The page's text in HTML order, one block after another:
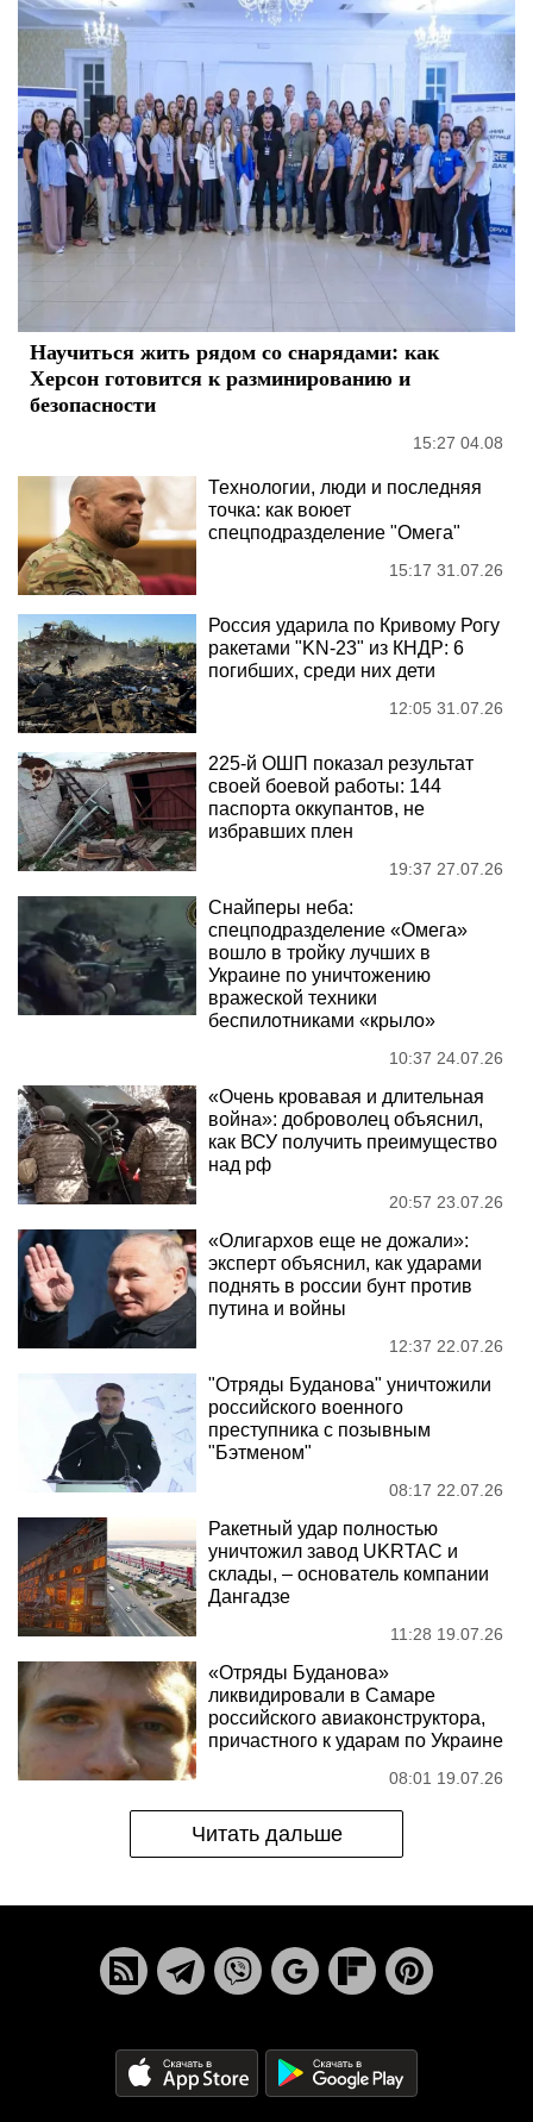
Научиться жить рядом со снарядами: как
Херсон готовится к разминированию и
безопасности
15:27 04.08
Технологии, люди и последняя
точка: как воюет
спецподразделение "Омега"
15:17 31.07.26
Россия ударила по Кривому Рогу
ракетами "KN-23" из КНДР: 6
погибших, среди них дети
12:05 31.07.26
225-й ОШП показал результат
своей боевой работы: 144
паспорта оккупантов, не
избравших плен
19:37 27.07.26
Снайперы неба:
спецподразделение «Омега»
вошло в тройку лучших в
Украине по уничтожению
вражеской техники
беспилотниками «крыло»
10:37 24.07.26
«Очень кровавая и длительная
война»: доброволец объяснил,
как ВСУ получить преимущество
над рф
20:57 23.07.26
«Олигархов еще не дожали»:
эксперт объяснил, как ударами
поднять в россии бунт против
путина и войны
12:37 22.07.26
"Отряды Буданова" уничтожили
российского военного
преступника с позывным
"Бэтменом"
08:17 22.07.26
Ракетный удар полностью
уничтожил завод UKRTAC и
склады, – основатель компании
Дангадзе
11:28 19.07.26
«Отряды Буданова»
ликвидировали в Самаре
российского авиаконструктора,
причастного к ударам по Украине
08:01 19.07.26
Читать дальше